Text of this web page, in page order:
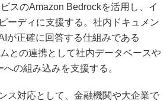
スのAmazon Bedrockを活用し、イ
ーディに支援する。社内ドキュメン
が正確に回答する仕組みである
との連携として社内データベースや
の組み込みを支援する。
ス対応として、金融機関や大企業で